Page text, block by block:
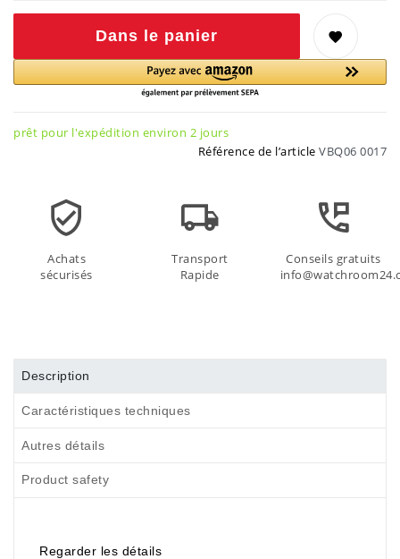
Dans le panier
prêt pour l'expédition environ 2 jours
Référence de l’article VBQ06 0017
Achats
sécurisés
Transport
Rapide
Conseils gratuits
Description
Caractéristiques techniques
Autres détails
Product safety
Regarder les détails